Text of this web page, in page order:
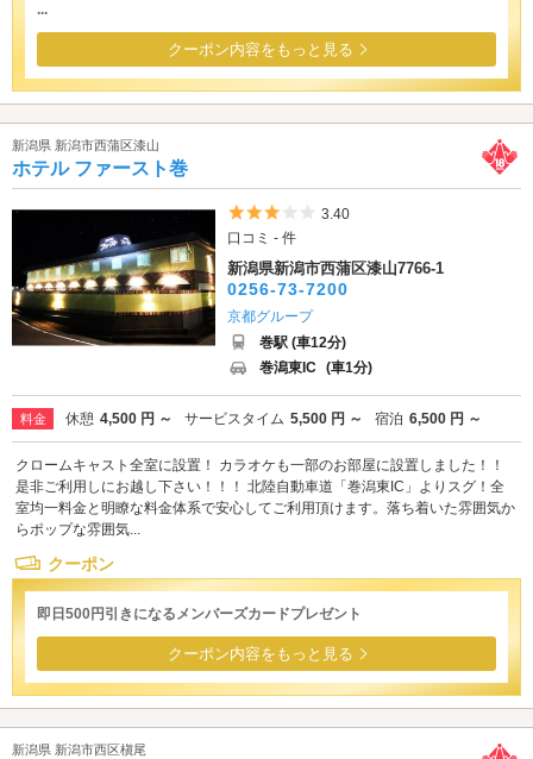
...
クーポン内容をもっと見る
新潟県 新潟市西蒲区漆山
ホテル ファースト巻
5つ星のうち3
3.40
口コミ - 件
新潟県新潟市西蒲区漆山7766-1
0256-73-7200
京都グループ
巻駅 (車12分)
巻潟東IC (車1分)
料金 休憩 4,500 円 ～ サービスタイム 5,500 円 ～ 宿泊 6,500 円 ～
クロームキャスト全室に設置！ カラオケも一部のお部屋に設置しました！！
是非ご利用しにお越し下さい！！！ 北陸自動車道「巻潟東IC」よりスグ！全
室均一料金と明瞭な料金体系で安心してご利用頂けます。落ち着いた雰囲気か
らポップな雰囲気...
クーポン
即日500円引きになるメンバーズカードプレゼント
クーポン内容をもっと見る
新潟県 新潟市西区槇尾